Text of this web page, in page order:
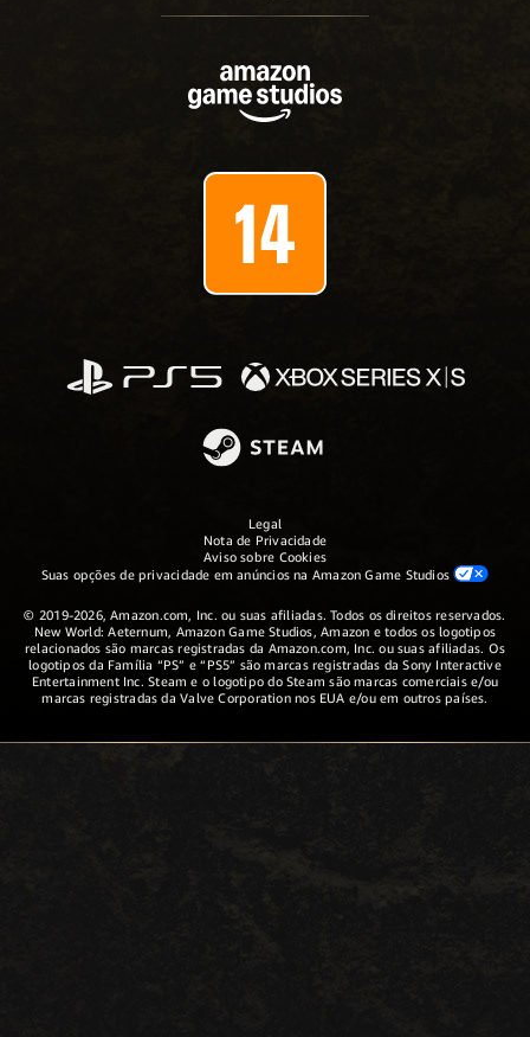
Legal
Nota de Privacidade
Aviso sobre Cookies
Suas opções de privacidade em anúncios na Amazon Game Studios
© 2019-2026, Amazon.com, Inc. ou suas afiliadas. Todos os direitos reservados.
New World: Aeternum, Amazon Game Studios, Amazon e todos os logotipos
relacionados são marcas registradas da Amazon.com, Inc. ou suas afiliadas. Os
logotipos da Família “PS” e “PS5” são marcas registradas da Sony Interactive
Entertainment Inc. Steam e o logotipo do Steam são marcas comerciais e/ou
marcas registradas da Valve Corporation nos EUA e/ou em outros países.